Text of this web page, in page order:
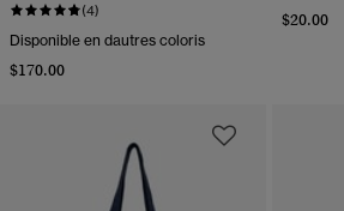
(4)
Disponible en dautres coloris
$170.00
$20.00